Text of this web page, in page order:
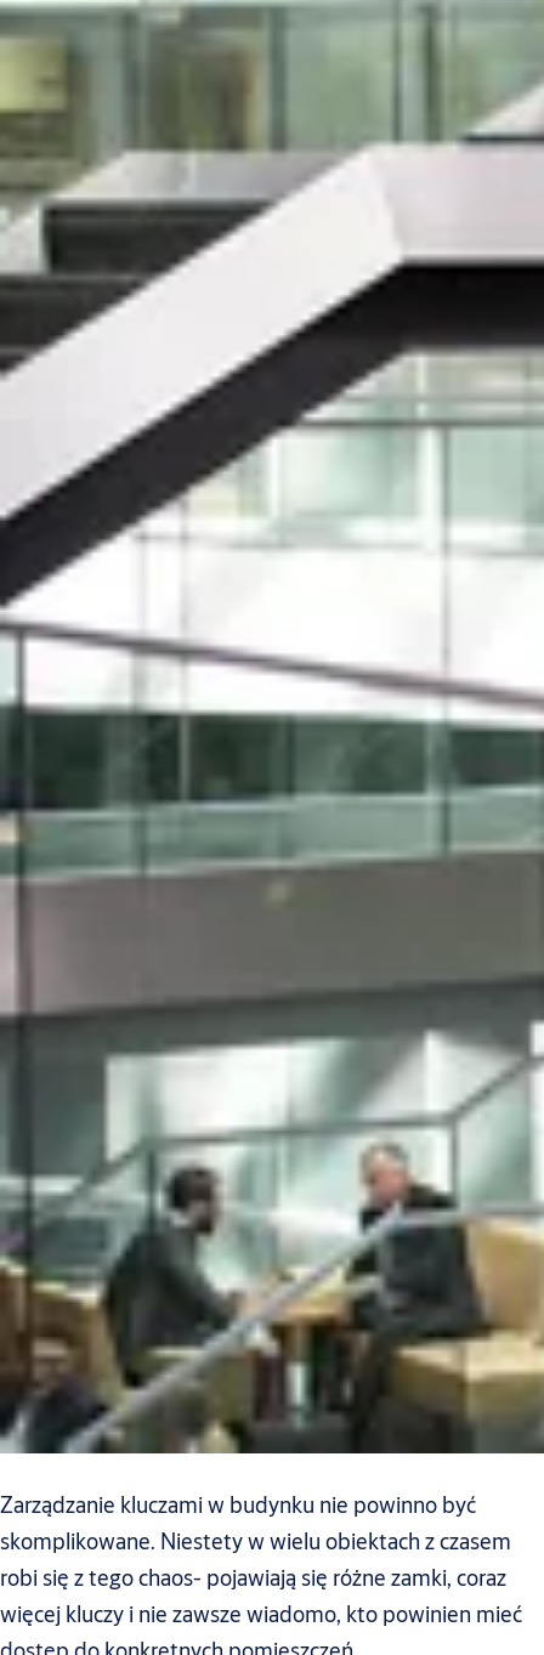
Zarządzanie kluczami w budynku nie powinno być
skomplikowane. Niestety w wielu obiektach z czasem
robi się z tego chaos- pojawiają się różne zamki, coraz
więcej kluczy i nie zawsze wiadomo, kto powinien mieć